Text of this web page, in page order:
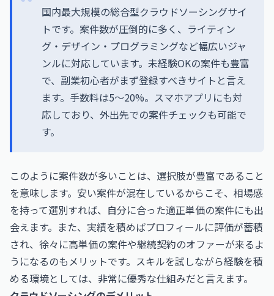
国内最大規模の総合型クラウドソーシングサイ
トです。案件数が圧倒的に多く、ライティン
グ・デザイン・プログラミングなど幅広いジャ
ンルに対応しています。未経験OKの案件も豊富
で、副業初心者がまず登録すべきサイトと言え
ます。手数料は5〜20%。スマホアプリにも対
応しており、外出先での案件チェックも可能で
す。
このように案件数が多いことは、選択肢が豊富であること
を意味します。安い案件が混在しているからこそ、相場感
を持って選別すれば、自分に合った適正単価の案件にも出
会えます。また、実績を積めばプロフィールに評価が蓄積
され、徐々に高単価の案件や継続契約のオファーが来るよ
うになるのもメリットです。スキルを試しながら経験を積
める環境としては、非常に優秀な仕組みだと言えます。